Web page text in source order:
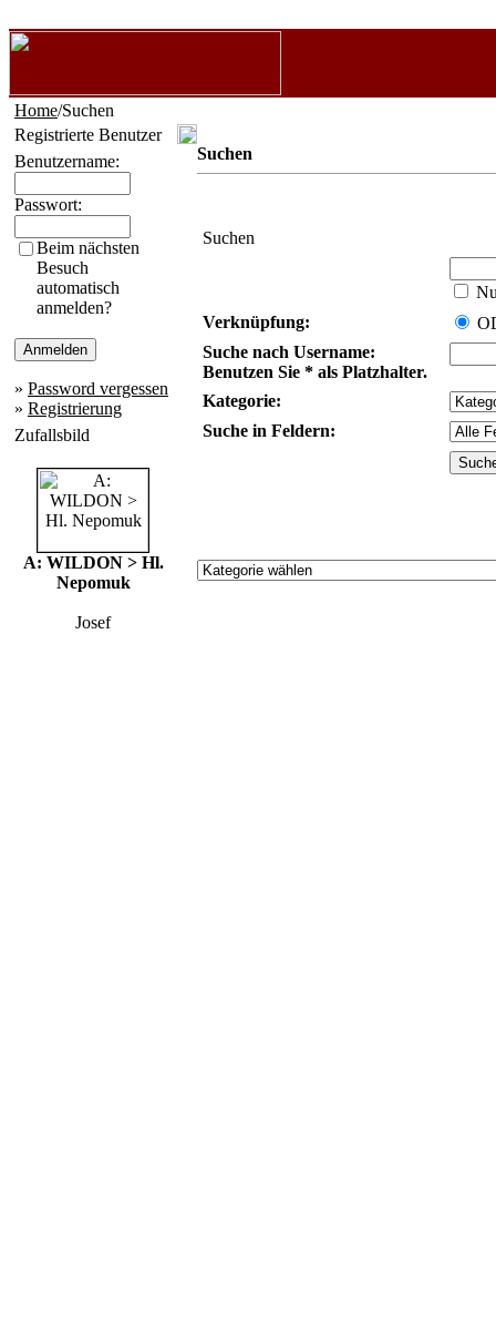
Home/Suchen
Registrierte Benutzer
Benutzername:
Passwort:
Beim nächsten
Besuch
automatisch
anmelden?
» Password vergessen
» Registrierung
Zufallsbild
A: WILDON > Hl.
Nepomuk
Josef
Suchen
Suchen
Verknüpfung:
Suche nach Username:
Benutzen Sie * als Platzhalter.
Kategorie:
Suche in Feldern: